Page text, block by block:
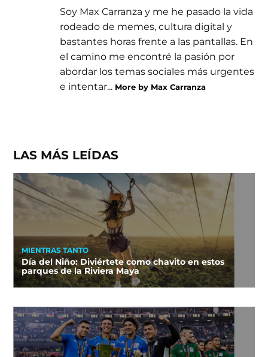
Soy Max Carranza y me he pasado la vida
rodeado de memes, cultura digital y
bastantes horas frente a las pantallas. En
el camino me encontré la pasión por
abordar los temas sociales más urgentes
e intentar... More by Max Carranza
LAS MÁS LEÍDAS
MIENTRAS TANTO
Día del Niño: Diviértete como chavito en estos
parques de la Riviera Maya